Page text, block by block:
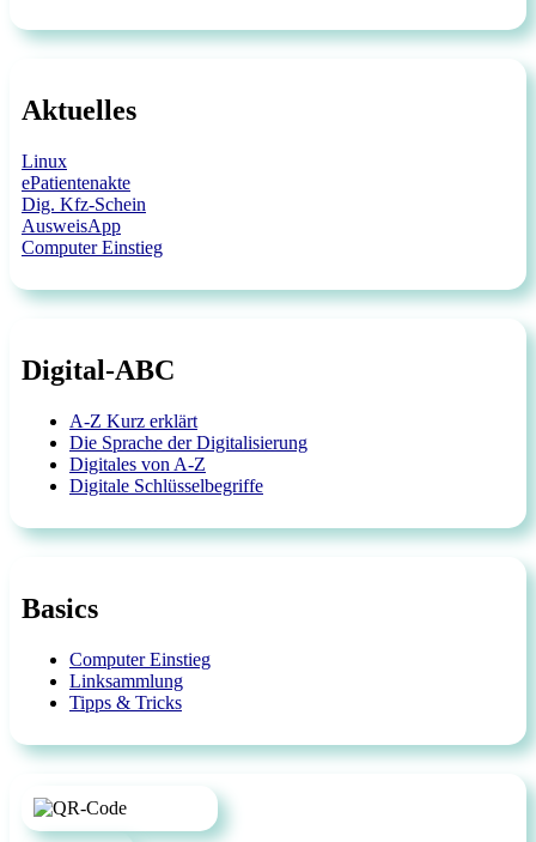
Aktuelles
Linux
ePatientenakte
Dig. Kfz-Schein
AusweisApp
Computer Einstieg
Digital-ABC
A-Z Kurz erklärt
Die Sprache der Digitalisierung
Digitales von A-Z
Digitale Schlüsselbegriffe
Basics
Computer Einstieg
Linksammlung
Tipps & Tricks